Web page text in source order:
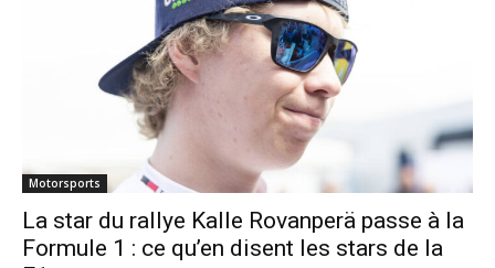
Motorsports
La star du rallye Kalle Rovanperä passe à la
Formule 1 : ce qu’en disent les stars de la